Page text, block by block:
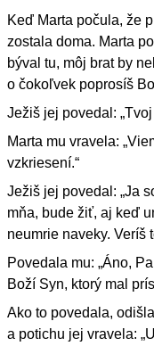
Keď Marta počula, že
zostala doma. Marta
býval tu, môj brat by
o čokoľvek poprosíš
Ježiš jej povedal:
Marta mu vravela:
vzkriesení.“
Ježiš jej povedal: „Ja
mňa, bude žiť, aj keď
neumrie naveky. Veríš
Povedala mu: „Áno,
Boží Syn, ktorý mal
Ako to povedala,
a potichu jej vravela: